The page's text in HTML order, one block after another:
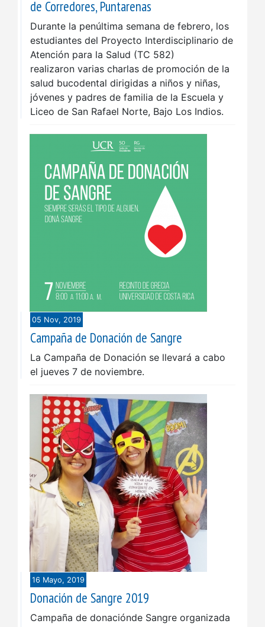
de Corredores, Puntarenas
Durante la penúltima semana de febrero, los
estudiantes del Proyecto Interdisciplinario de
Atención para la Salud (TC 582)
realizaron varias charlas de promoción de la
salud bucodental dirigidas a niños y niñas,
jóvenes y padres de familia de la Escuela y
Liceo de San Rafael Norte, Bajo Los Indios.
05 Nov, 2019
Campaña de Donación de Sangre
La Campaña de Donación se llevará a cabo
el jueves 7 de noviembre.
16 Mayo, 2019
Donación de Sangre 2019
Campaña de donaciónde Sangre organizada